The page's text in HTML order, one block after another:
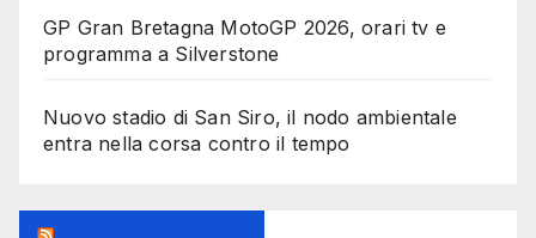
GP Gran Bretagna MotoGP 2026, orari tv e
programma a Silverstone
Nuovo stadio di San Siro, il nodo ambientale
entra nella corsa contro il tempo